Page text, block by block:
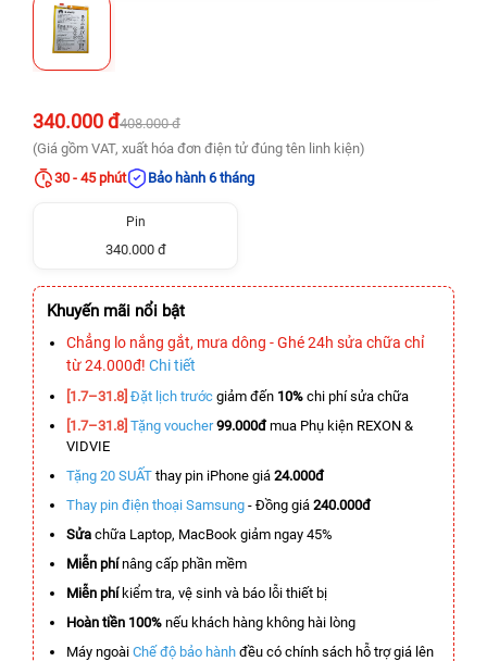
340.000 đ408.000 đ
(Giá gồm VAT, xuất hóa đơn điện tử đúng tên linh kiện)
30 - 45 phút
Bảo hành 6 tháng
Pin
340.000 đ
Khuyến mãi nổi bật
Chẳng lo nắng gắt, mưa dông - Ghé 24h sửa chữa chỉ
từ 24.000đ! Chi tiết
[1.7–31.8] Đặt lịch trước giảm đến 10% chi phí sửa chữa
[1.7–31.8] Tặng voucher 99.000đmua Phụ kiện REXON &
VIDVIE
Tặng 20 SUẤT thay pin iPhone giá 24.000đ
Thay pin điện thoại Samsung - Đồng giá 240.000đ
Sửa chữa Laptop, MacBook giảm ngay 45%
Miễn phínâng cấp phần mềm
Miễn phíkiểm tra, vệ sinh và báo lỗi thiết bị
Hoàn tiền 100% nếu khách hàng không hài lòng
Máy ngoài Chế độ bảo hành đều có chính sách hỗ trợ giá lên